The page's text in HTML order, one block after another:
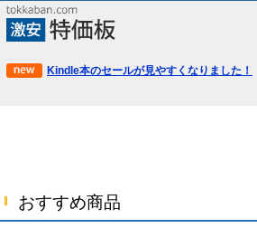
Kindle本のセールが見やすくなりました！
おすすめ商品